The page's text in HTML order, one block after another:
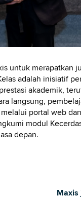
untuk merapatkan
adalah inisiatif
akademik,
langsung,
portal web
modul
depan.
Maxis